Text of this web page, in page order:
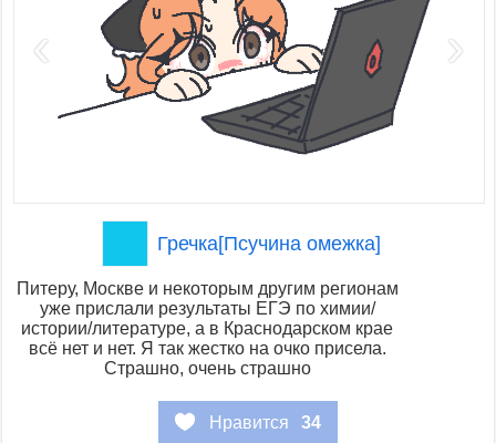
‹ ›
Гречка[Псучина омежка]
Питеру, Москве и некоторым другим регионам
уже прислали результаты ЕГЭ по химии/
истории/литературе, а в Краснодарском крае
всё нет и нет. Я так жестко на очко присела.
Страшно, очень страшно
Нравится 34